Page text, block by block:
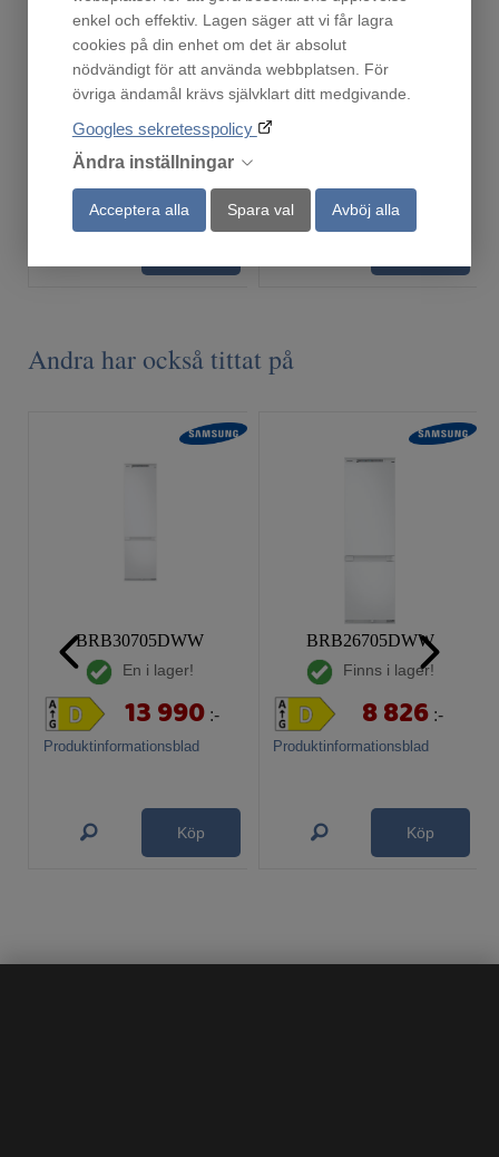
enkel och effektiv. Lagen säger att vi får lagra
cookies på din enhet om det är absolut
nödvändigt för att använda webbplatsen. För
övriga ändamål krävs självklart ditt medgivande.
Googles sekretesspolicy
Ändra inställningar
Acceptera alla Spara val Avböj alla
Droppskydd55
219 :-
M4RHBH01
Andra har också tittat på
BRB30705DWW
En i lager!
Produktinformationsblad
13 990 :-
Köp
BRB26705DWW
Finns i lager!
Produktinformationsblad
8 826 :-
Köp